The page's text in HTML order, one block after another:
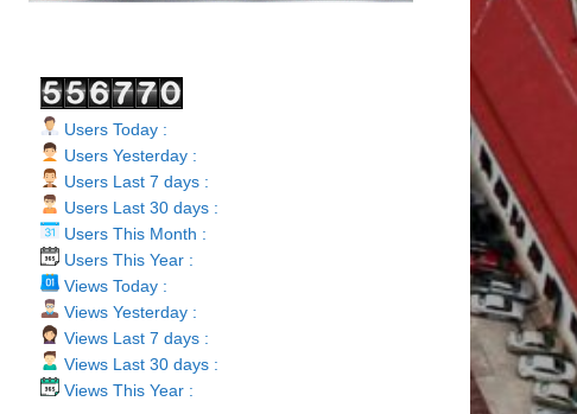
Users Today :
Users Yesterday :
Users Last 7 days :
Users Last 30 days :
Users This Month :
Users This Year :
Views Today :
Views Yesterday :
Views Last 7 days :
Views Last 30 days :
Views This Year :